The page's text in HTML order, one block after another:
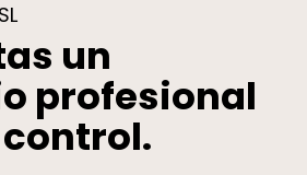
un
profesional